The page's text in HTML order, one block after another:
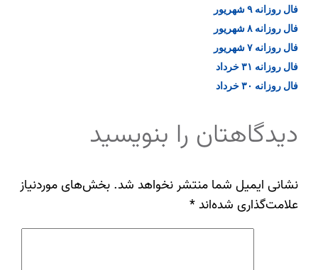
فال روزانه ۹ شهریور
فال روزانه ۸ شهریور
فال روزانه ۷ شهریور
فال روزانه ۳۱ خرداد
فال روزانه ۳۰ خرداد
دیدگاهتان را بنویسید
نشانی ایمیل شما منتشر نخواهد شد. بخش‌های موردنیاز
علامت‌گذاری شده‌اند*